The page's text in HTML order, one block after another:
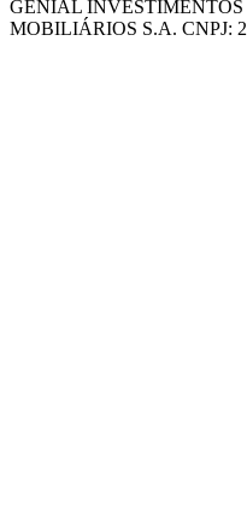
GENIAL
MOBILIÁRIOS S.A. CNPJ: